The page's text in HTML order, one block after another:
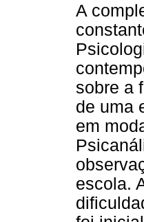
A
sobre a
de uma
em
escola.